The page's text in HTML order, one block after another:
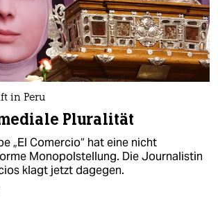
in Peru
Pluralität
„El Comercio“ hat eine nicht
Monopolstellung. Die Journalistin
klagt jetzt dagegen.